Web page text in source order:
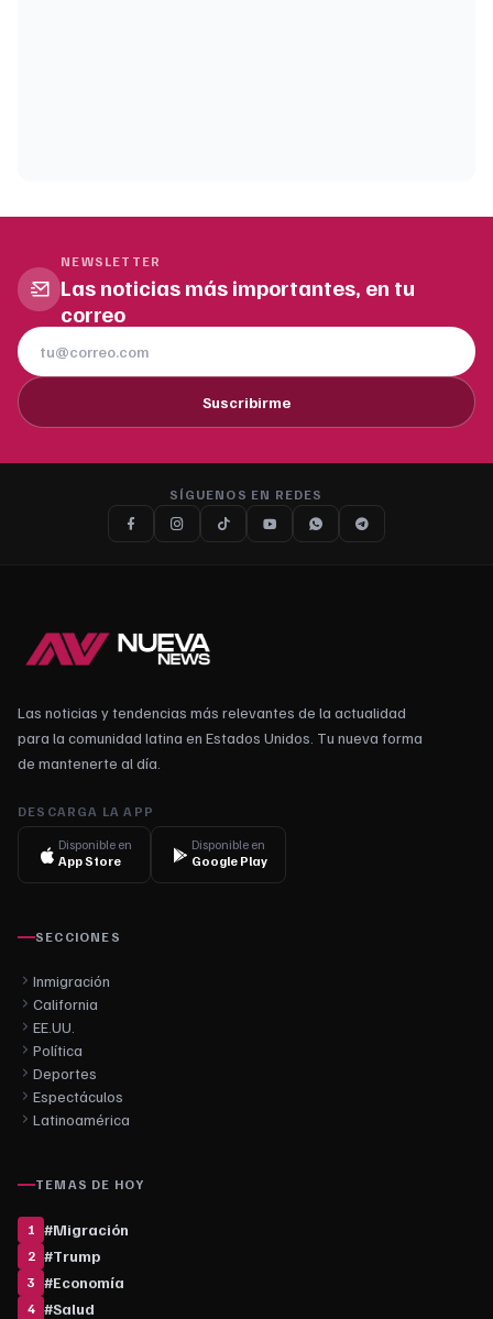
NEWSLETTER
Las noticias más importantes, en tu
correo
Suscribirme
SÍGUENOS EN REDES
Las noticias y tendencias más relevantes de la actualidad
para la comunidad latina en Estados Unidos. Tu nueva forma
de mantenerte al día.
DESCARGA LA APP
Disponible en
App Store
Disponible en
Google Play
SECCIONES
Inmigración
California
EE.UU.
Política
Deportes
Espectáculos
Latinoamérica
TEMAS DE HOY
1 #Migración
2 #Trump
3 #Economía
4 #Salud